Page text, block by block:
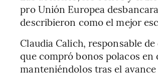
pro Unión Europea
describieron como el mejor
Claudia Calich, responsable
que compró bonos polacos
manteniéndolos tras el avance